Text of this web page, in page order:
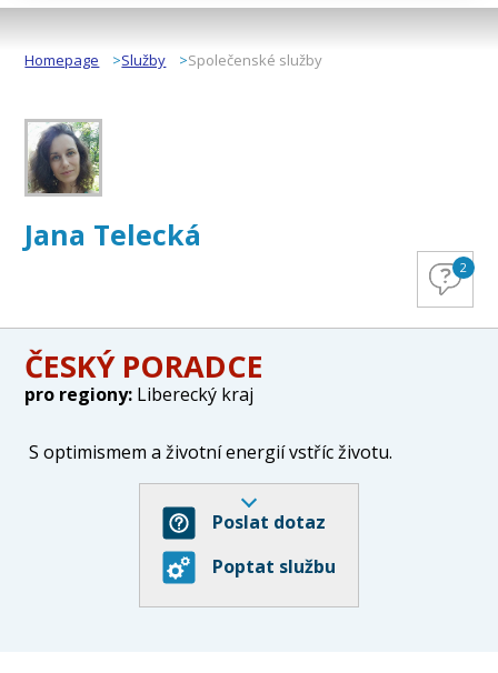
Homepage Služby Společenské služby
Jana Telecká
2
ČESKÝ PORADCE
pro regiony: Liberecký kraj
S optimismem a životní energií vstříc životu.
Poslat dotaz
Poptat službu